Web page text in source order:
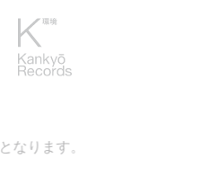
ります。